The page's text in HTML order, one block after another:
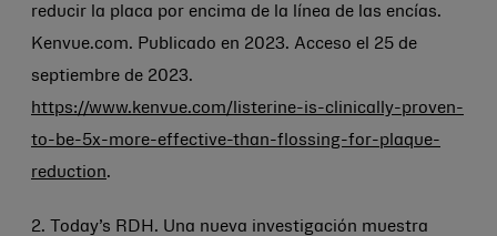
reducir la placa por encima de la línea de las encías.
Kenvue.com. Publicado en 2023. Acceso el 25 de
septiembre de 2023.
https://www.kenvue.com/listerine-is-clinically-proven-
to-be-5x-more-effective-than-flossing-for-plaque-
reduction.
2. Today’s RDH. Una nueva investigación muestra